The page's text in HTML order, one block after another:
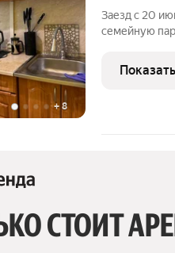
+8
Заезд с 20
семейную
общей
СТОИТ